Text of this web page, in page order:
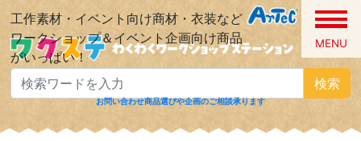
工作素材・イベント向け商材・衣装など
ワークショップ＆イベント企画向け商品
がいっぱい！
MENU
検索
お問い合わせ商品選びや企画のご相談承ります